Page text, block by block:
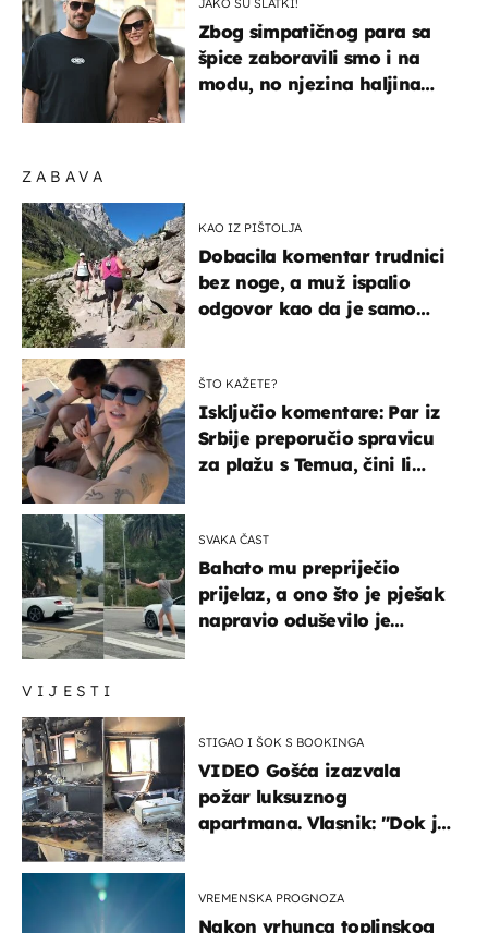
VIJESTI
STIGAO I ŠOK S BOOKINGA
VIDEO Gošća izazvala
požar luksuznog
apartmana. Vlasnik: "Dok je
VREMENSKA PROGNOZA
Nakon vrhunca toplinskog
ZABAVA
KAO IZ PIŠTOLJA
Dobacila komentar trudnici
bez noge, a muž ispalio
odgovor kao da je samo
ŠTO KAŽETE?
Isključio komentare: Par iz
Srbije preporučio spravicu
za plažu s Temua, čini li
SVAKA ČAST
Bahato mu prepriječio
prijelaz, a ono što je pješak
napravio oduševilo je
Zbog simpatičnog para sa
špice zaboravili smo i na
modu, no njezina haljina